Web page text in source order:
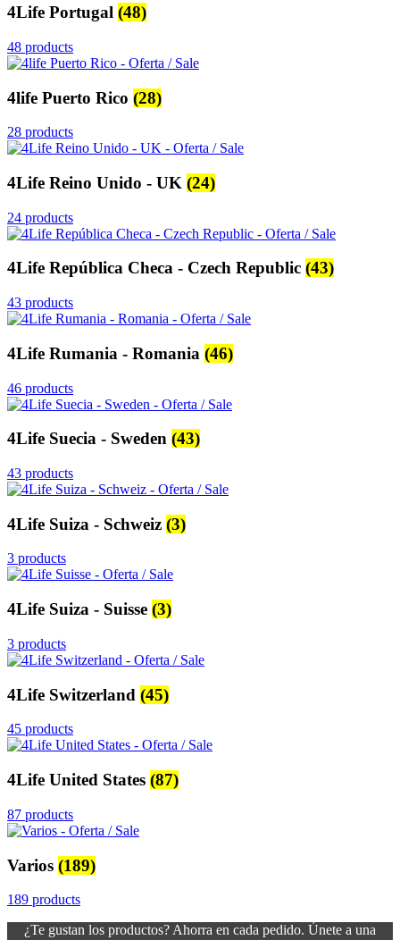
4Life Portugal (48)
48 products
4life Puerto Rico (28)
28 products
4Life Reino Unido - UK (24)
24 products
4Life República Checa - Czech Republic (43)
43 products
4Life Rumania - Romania (46)
46 products
4Life Suecia - Sweden (43)
43 products
4Life Suiza - Schweiz (3)
3 products
4Life Suiza - Suisse (3)
3 products
4Life Switzerland (45)
45 products
4Life United States (87)
87 products
Varios (189)
189 products
¿Te gustan los productos? Ahorra en cada pedido. Únete a una